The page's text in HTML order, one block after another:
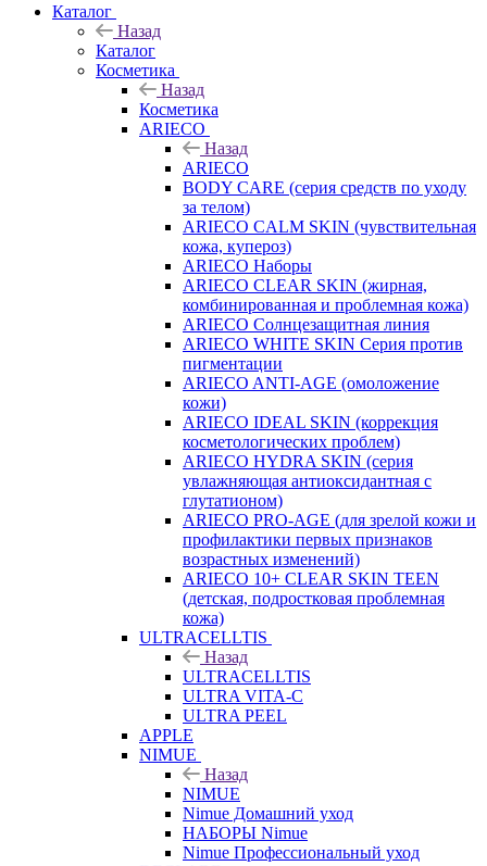
Каталог
Назад
Каталог
Косметика
Назад
Косметика
ARIECO
Назад
ARIECO
BODY CARE (серия средств по уходу
за телом)
ARIECO CALM SKIN (чувствительная
кожа, купероз)
ARIECO Наборы
ARIECO CLEAR SKIN (жирная,
комбинированная и проблемная кожа)
ARIECO Солнцезащитная линия
ARIECO WHITE SKIN Серия против
пигментации
ARIECO ANTI-AGE (омоложение
кожи)
ARIECO IDEAL SKIN (коррекция
косметологических проблем)
ARIECO HYDRA SKIN (серия
увлажняющая антиоксидантная с
глутатионом)
ARIECO PRO-AGE (для зрелой кожи и
профилактики первых признаков
возрастных изменений)
ARIECO 10+ CLEAR SKIN TEEN
(детская, подростковая проблемная
кожа)
ULTRACELLTIS
Назад
ULTRACELLTIS
ULTRA VITA-C
ULTRA PEEL
APPLE
NIMUE
Назад
NIMUE
Nimue Домашний уход
НАБОРЫ Nimue
Nimue Профессиональный уход